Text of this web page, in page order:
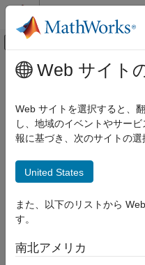
コンテンツへスキップ
オフキャンバ
ドキュメンテーションのホーム
検証、妥当性確認、テスト
Requirements Toolbox
Create Requirement Links
Requirements Toolbox
Link Requirements
メインコンテンツ
getLineRange
Get line numbers for line
Since R2022b
Syntax
lines = getLineRange(lr)
Description
lines = getLineRange(
Web サイト
Web サイトを選択すると、
し、地域のイベントやサー
報に基づき、次のサイトの
United States
また、以下のリストから
す。
南北アメリカ